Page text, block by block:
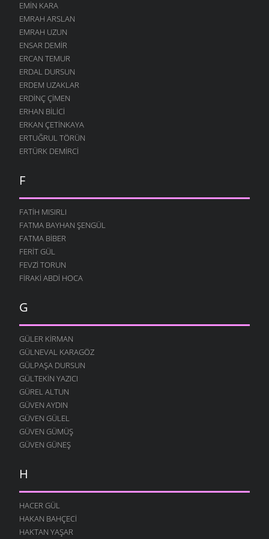
SEN NIYE
12 AĞUSTOS 2004
NE GÜZELDIR
12 AĞUSTOS 2004
KARIŞTIN
12 AĞUSTOS 2004
BÖYLE GITMEZ KI
12 AĞUSTOS 2004
GÖZLERIM
12 AĞUSTOS 2004
12 AĞUSTOS 2004
BOĞA DESTANI
12 AĞUSTOS 2004
İŞGÜZAR BABA
12 AĞUSTOS 2004
MURTEZ
12 AĞUSTOS 2004
12 AĞUSTOS 2004
FESTIVAL
12 AĞUSTOS 2004
MERAKLI MELAHAT
12 AĞUSTOS 2004
HALK EĞITIMI
12 AĞUSTOS 2004
HASTAHANEDE DURUM
GIDIYORUZ
ÖZÜRLÜ YAŞAMAK
12 AĞUSTOS 2004
O YANA BU YANA
EMIN KARA
EMRAH ARSLAN
EMRAH UZUN
ENSAR DEMIR
ERCAN TEMUR
ERDAL DURSUN
ERDEM UZAKLAR
ERDINÇ ÇIMEN
ERHAN BILICI
ERKAN ÇETINKAYA
ERTUĞRUL TÖRÜN
ERTÜRK DEMIRCI
F
FATIH MISIRLI
FATMA BAYHAN ŞENGÜL
FATMA BIBER
FERIT GÜL
FEVZI TORUN
FIRAKI ABDI HOCA
G
GÜLER KIRMAN
GÜLNEVAL KARAGÖZ
GÜLPAŞA DURSUN
GÜLTEKIN YAZICI
GÜREL ALTUN
GÜVEN AYDIN
GÜVEN GÜLEL
GÜVEN GÜMÜŞ
GÜVEN GÜNEŞ
H
HACER GÜL
HAKAN BAHÇECI
HAKTAN YAŞAR